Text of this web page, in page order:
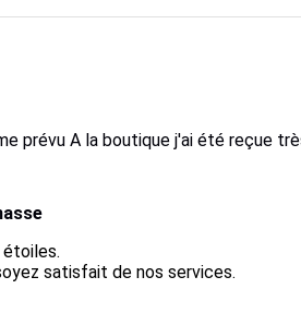
prévu A la boutique j'ai été reçue
satisfait de nos services.